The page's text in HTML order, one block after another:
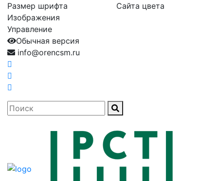
Размер шрифта
Сайта цвета
Изображения
Управление
Обычная версия
info@orencsm.ru